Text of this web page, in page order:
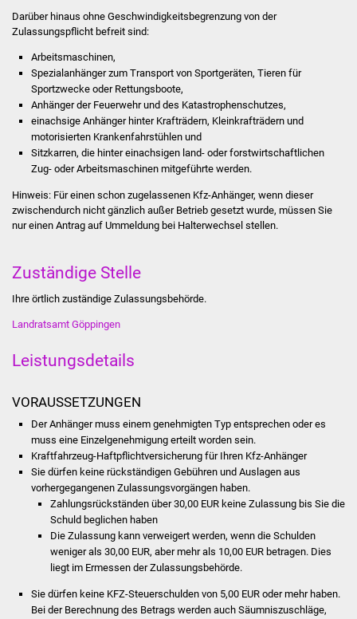
Partnerstädte
Projekte
Schulentwicklung Bizet
Sanierung Bizethalle
Presse
Lebenslagen
Formulare
Bildung
Schulen
Darüber hinaus ohne Geschwindigkeitsbegrenzung von der
Zulassungspflicht befreit sind:
Arbeitsmaschinen,
Spezialanhänger zum Transport von Sportgeräten, Tieren für
Sportzwecke oder Rettungsboote,
Anhänger der Feuerwehr und des Katastrophenschutzes,
einachsige Anhänger hinter Krafträdern, Kleinkrafträdern und
motorisierten Krankenfahrstühlen und
Sitzkarren, die hinter einachsigen land- oder forstwirtschaftlichen
Zug- oder Arbeitsmaschinen mitgeführte werden.
Hinweis: Für einen schon zugelassenen Kfz-Anhänger, wenn dieser
zwischendurch nicht gänzlich außer Betrieb gesetzt wurde, müssen Sie
nur einen Antrag auf Ummeldung bei Halterwechsel stellen.
Zuständige Stelle
Ihre örtlich zuständige Zulassungsbehörde.
Landratsamt Göppingen
Leistungsdetails
VORAUSSETZUNGEN
Der Anhänger muss einem genehmigten Typ entsprechen oder es
muss eine Einzelgenehmigung erteilt worden sein.
Kraftfahrzeug-Haftpflichtversicherung für Ihren Kfz-Anhänger
Sie dürfen keine rückständigen Gebühren und Auslagen aus
vorhergegangenen Zulassungsvorgängen haben.
Zahlungsrückständen über 30,00 EUR keine Zulassung bis Sie die
Schuld beglichen haben
Die Zulassung kann verweigert werden, wenn die Schulden
weniger als 30,00 EUR, aber mehr als 10,00 EUR betragen. Dies
liegt im Ermessen der Zulassungsbehörde.
Sie dürfen keine KFZ-Steuerschulden von 5,00 EUR oder mehr haben.
Bei der Berechnung des Betrags werden auch Säumniszuschläge,